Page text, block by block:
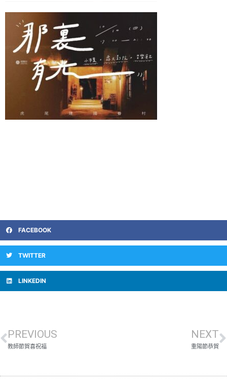
FACEBOOK
TWITTER
LINKEDIN
PREVIOUS
教師節賀喜祝福
NEXT
重陽節恭賀